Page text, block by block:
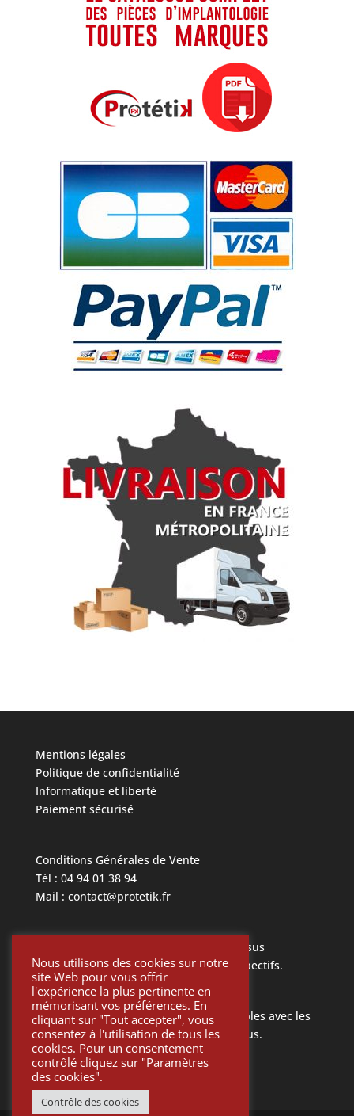
Mentions légales
Politique de confidentialité
Informatique et liberté
Paiement sécurisé
Conditions Générales de Vente
Tél : 04 94 01 38 94
Mail : contact@protetik.fr
Toutes les marques mentionnées ci dessus
appartiennent à leurs propriétaires respectifs.
Toutes les pièces Protétik sont compatibles avec les
différents systèmes mentionnés ci-dessus.
Nous utilisons des cookies sur notre
site Web pour vous offrir
l'expérience la plus pertinente en
mémorisant vos préférences. En
cliquant sur "Tout accepter", vous
consentez à l'utilisation de tous les
cookies. Pour un consentement
contrôlé cliquez sur "Paramètres
des cookies".
Contrôle des cookies